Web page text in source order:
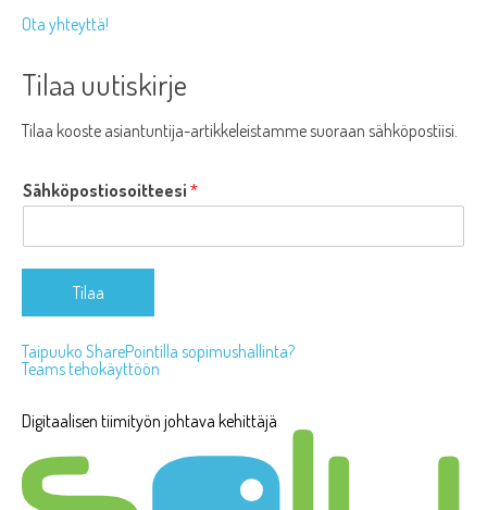
Ota yhteyttä!
Tilaa uutiskirje
Tilaa kooste asiantuntija-artikkeleistamme suoraan sähköpostiisi.
Sähköpostiosoitteesi *
Tilaa
Artikkelien
selaus
Taipuuko SharePointilla sopimushallinta?
Teams tehokäyttöön
Digitaalisen tiimityön johtava kehittäjä